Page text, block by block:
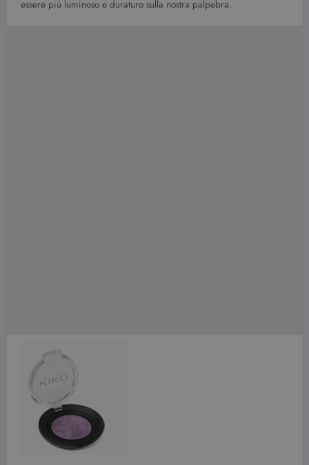
essere più luminoso e duraturo sulla nostra palpebra.